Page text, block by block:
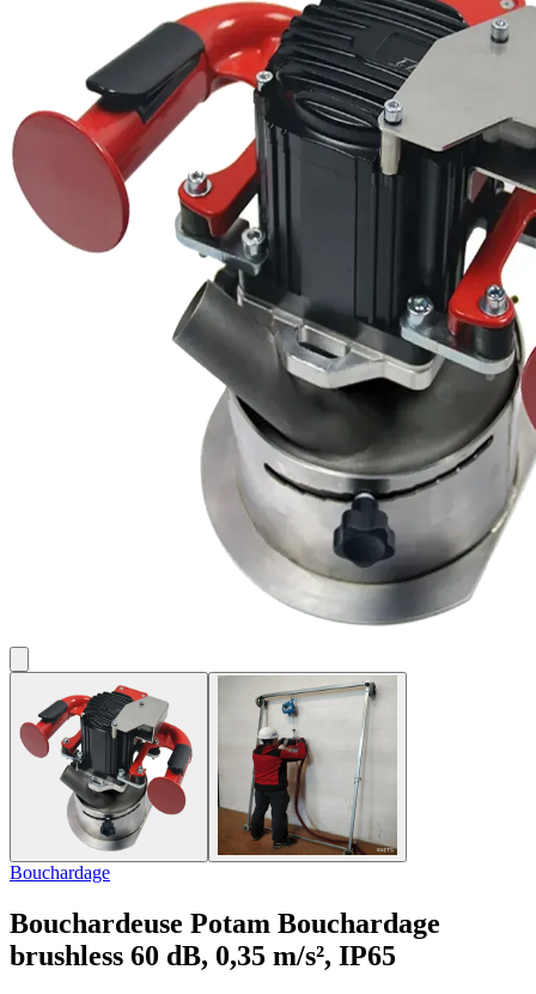
Bouchardage
Bouchardeuse Potam Bouchardage
brushless 60 dB, 0,35 m/s², IP65